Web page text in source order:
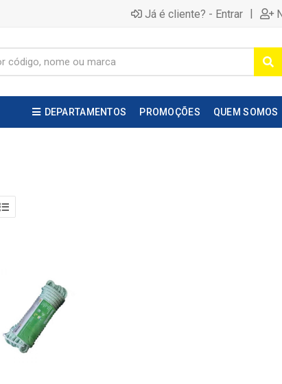
Já é cliente? - Entrar |
DEPARTAMENTOS PROMOÇÕES QUEM SOMOS